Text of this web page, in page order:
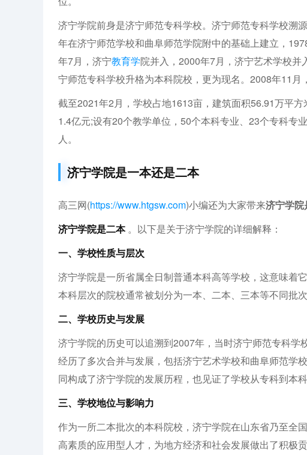
济宁学院前身是济宁师范专科学校。济宁师范专科学校溯
年在济宁师范学校和曲阜师范学院附中的基础上建立，
年7月，济宁教育学院并入，2000年7月，济宁艺术学校
宁师范专科学校升格为本科院校，更为现名。2008年11月
截至2021年2月，学校占地1613亩，建筑面积56.91万平
1.4亿元;设有20个教学单位，50个本科专业、23个专科专
人。
济宁学院是一本还是二本
高三网(https://www.htgsw.com)小编还为大家带来济宁学
济宁学院是二本。以下是关于济宁学院的详细解释：
一、学校性质与层次
济宁学院是一所省属全日制普通本科高等学校，这意味着
本科层次的院校通常被划分为一本、二本、三本等不同批
二、学校历史与发展
济宁学院的历史可以追溯到2007年，当时济宁师范专科
经历了多次合并与发展，包括济宁艺术学校和曲阜师范学
同构成了济宁学院的发展历程，也见证了学校从专科到本
三、学校地位与影响力
作为一所二本批次的本科院校，济宁学院在山东省乃至全
高素质的应用型人才，为地方经济和社会发展做出了积极